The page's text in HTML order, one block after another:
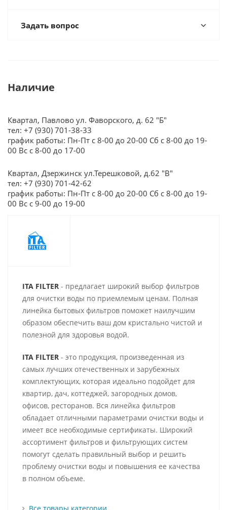
Задать вопрос
Наличие
Квартал, Павлово ул. Фаворского, д. 62 "Б"
тел: +7 (930) 701-38-33
график работы: Пн-Пт с 8-00 до 20-00 Сб с 8-00 до 19-
00 Вс с 8-00 до 17-00
Квартал, Дзержинск ул.Терешковой, д.62 "В"
тел: +7 (930) 701-42-62
график работы: Пн-Пт с 8-00 до 20-00 Сб с 8-00 до 19-
00 Вс с 9-00 до 19-00
ITA FILTER - предлагает широкий выбор фильтров
для очистки воды по приемлемым ценам. Полная
линейка бытовых фильтров поможет наилучшим
образом обеспечить ваш дом кристально чистой и
полезной для здоровья водой.
ITA FILTER - это продукция, произведенная из
самых лучших отечественных и зарубежных
комплектующих, которая идеально подойдет для
квартир, дач, коттеджей, загородных домов,
офисов, ресторанов. Вся линейка фильтров
обладает отличными параметрами очистки воды и
имеет все необходимые сертификаты. Широкий
ассортимент фильтров и фильтрующих систем
помогут сделать правильный выбор и решить
проблему очистки воды и повышения ее качества
в полном объеме.